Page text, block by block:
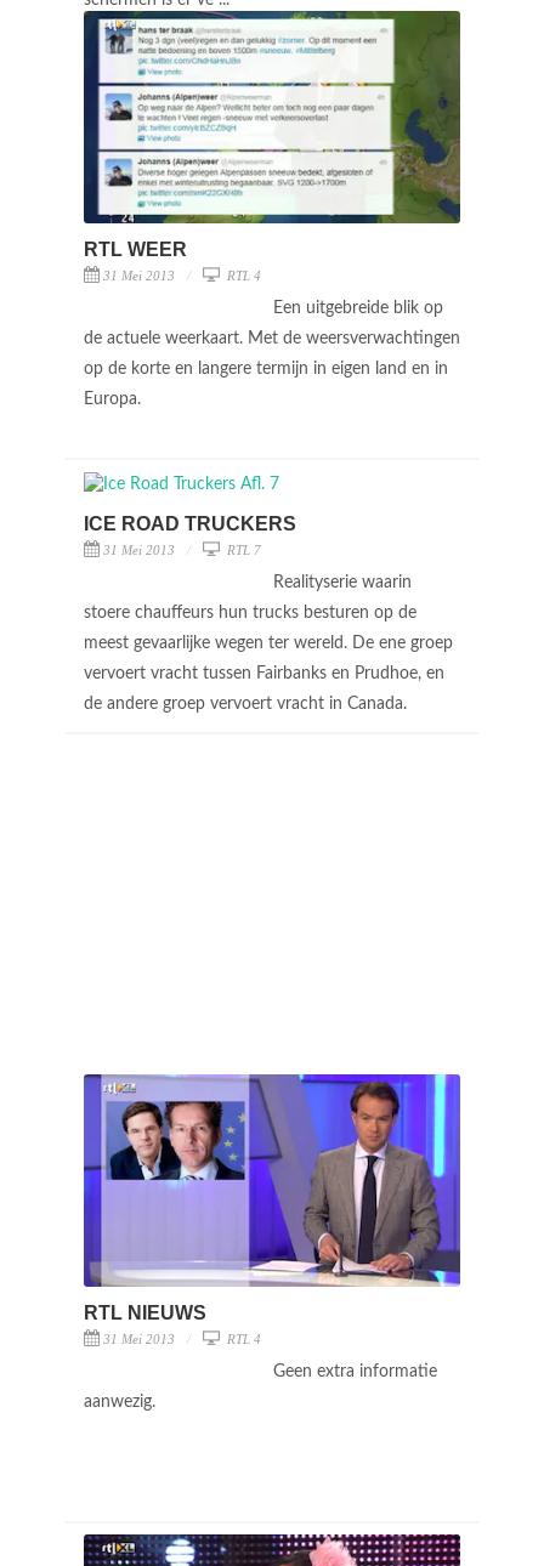
RTL WEER
31 Mei 2013 RTL 4
Een uitgebreide blik op
de actuele weerkaart. Met de weersverwachtingen
op de korte en langere termijn in eigen land en in
Europa.
ICE ROAD TRUCKERS
31 Mei 2013 RTL 7
Realityserie waarin
stoere chauffeurs hun trucks besturen op de
meest gevaarlijke wegen ter wereld. De ene groep
vervoert vracht tussen Fairbanks en Prudhoe, en
de andere groep vervoert vracht in Canada.
RTL NIEUWS
31 Mei 2013 RTL 4
Geen extra informatie
aanwezig.